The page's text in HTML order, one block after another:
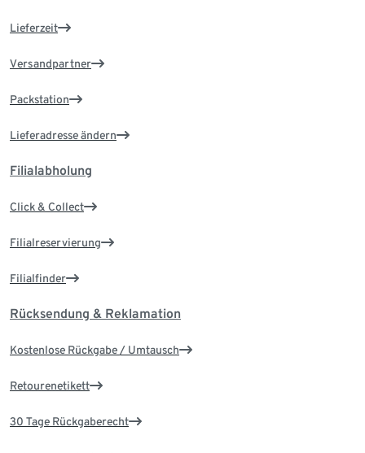
Lieferzeit
Versandpartner
Packstation
Lieferadresse ändern
Filialabholung
Click & Collect
Filialreservierung
Filialfinder
Rücksendung & Reklamation
Kostenlose Rückgabe / Umtausch
Retourenetikett
30 Tage Rückgaberecht